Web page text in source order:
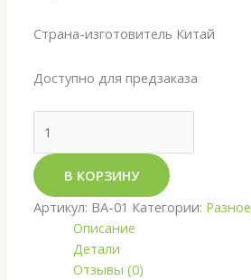
Страна-изготовитель Китай
Доступно для предзаказа
В КОРЗИНУ
Артикул: BA-01 Категории: Разное
Описание
Детали
Отзывы (0)